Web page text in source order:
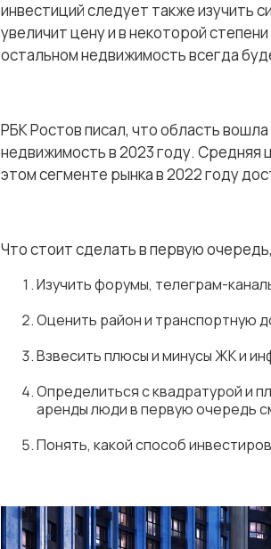
инвестиций следует также изучить
увеличит цену и в некоторой
остальном недвижимость всегда
РБК Ростов писал, что область
недвижимость в 2023 году. Средняя
этом сегменте рынка в 2022 году
Что стоит сделать в первую
Изучить форумы, телеграм-
Оценить район и транспортную
Взвесить плюсы и минусы ЖК и
Определиться с квадратурой и
аренды люди в первую очередь
Понять, какой способ